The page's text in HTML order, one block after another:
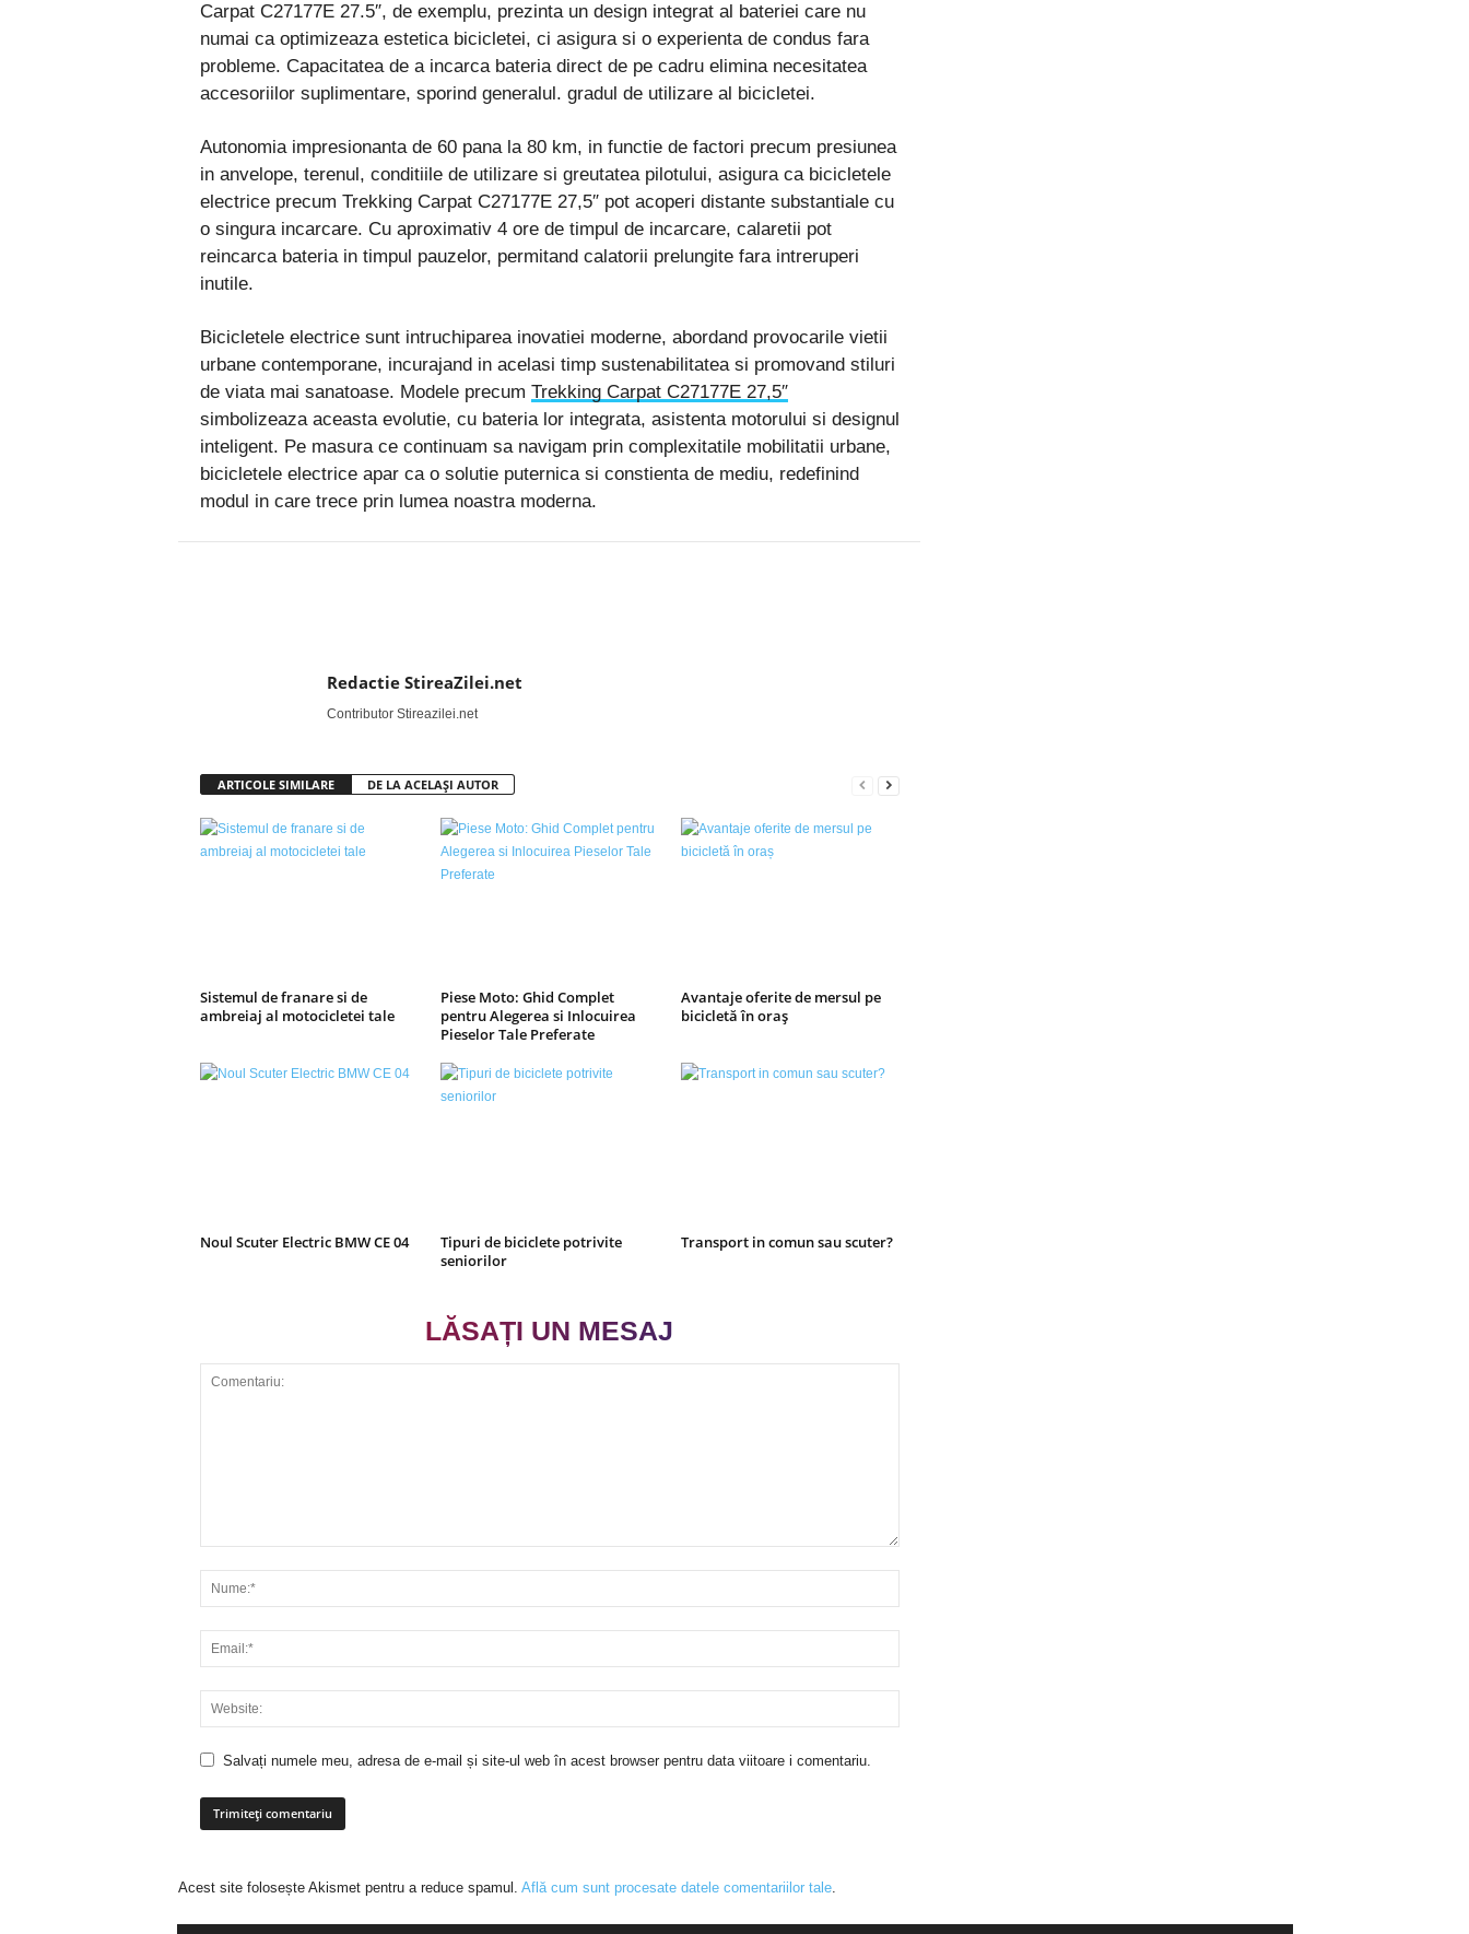
Carpat C27177E 27.5″, de exemplu, prezinta un design integrat al bateriei care nu
numai ca optimizeaza estetica bicicletei, ci asigura si o experienta de condus fara
probleme. Capacitatea de a incarca bateria direct de pe cadru elimina necesitatea
accesoriilor suplimentare, sporind generalul. gradul de utilizare al bicicletei.
Autonomia impresionanta de 60 pana la 80 km, in functie de factori precum presiunea
in anvelope, terenul, conditiile de utilizare si greutatea pilotului, asigura ca bicicletele
electrice precum Trekking Carpat C27177E 27,5″ pot acoperi distante substantiale cu
o singura incarcare. Cu aproximativ 4 ore de timpul de incarcare, calaretii pot
reincarca bateria in timpul pauzelor, permitand calatorii prelungite fara intreruperi
inutile.
Bicicletele electrice sunt intruchiparea inovatiei moderne, abordand provocarile vietii
urbane contemporane, incurajand in acelasi timp sustenabilitatea si promovand stiluri
de viata mai sanatoase. Modele precum Trekking Carpat C27177E 27,5″
simbolizeaza aceasta evolutie, cu bateria lor integrata, asistenta motorului si designul
inteligent. Pe masura ce continuam sa navigam prin complexitatile mobilitatii urbane,
bicicletele electrice apar ca o solutie puternica si constienta de mediu, redefinind
modul in care trece prin lumea noastra moderna.
Redactie StireaZilei.net
Contributor Stireazilei.net
ARTICOLE SIMILARE DE LA ACELAȘI AUTOR
Sistemul de franare si de
ambreiaj al motocicletei tale
Piese Moto: Ghid Complet
pentru Alegerea si Inlocuirea
Pieselor Tale Preferate
Avantaje oferite de mersul pe
bicicletă în oraș
Noul Scuter Electric BMW CE 04
Tipuri de biciclete potrivite
seniorilor
Transport in comun sau scuter?
LĂSAȚI UN MESAJ
Salvați numele meu, adresa de e-mail și site-ul web în acest browser pentru data viitoare i comentariu.
Acest site folosește Akismet pentru a reduce spamul. Află cum sunt procesate datele comentariilor tale.